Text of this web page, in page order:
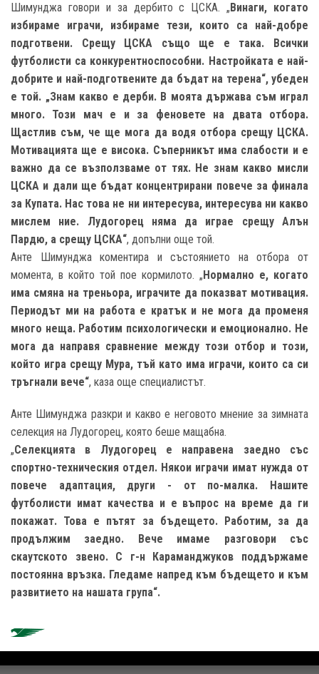
Шимунджа говори и за дербито с ЦСКА. „ Винаги, когато
избираме играчи, избираме тези, които са най-добре
подготвени. Срещу ЦСКА също ще е така. Всички
футболисти са конкурентноспособни. Настройката е най-
добрите и най-подготвените да бъдат на терена“, убеден
е той. „Знам какво е дерби. В моята държава съм играл
много. Този мач е и за феновете на двата отбора.
Щастлив съм, че ще мога да водя отбора срещу ЦСКА.
Мотивацията ще е висока. Съперникът има слабости и е
важно да се възползваме от тях. Не знам какво мисли
ЦСКА и дали ще бъдат концентрирани повече за финала
за Купата. Нас това не ни интересува, интересува ни какво
мислем ние. Лудогорец няма да играе срещу Алън
Пардю, а срещу ЦСКА“, допълни още той.
Анте Шимунджа коментира и състоянието на отбора от
момента, в който той пое кормилото. „ Нормално е, когато
има смяна на треньора, играчите да показват мотивация.
Периодът ми на работа е кратък и не мога да променя
много неща. Работим психологически и емоционално. Не
мога да направя сравнение между този отбор и този,
който игра срещу Мура, тъй като има играчи, които са си
тръгнали вече“, каза още специалистът.
Анте Шимунджа разкри и какво е неговото мнение за зимната
селекция на Лудогорец, която беше мащабна.
„Селекцията в Лудогорец е направена заедно със
спортно-техническия отдел. Някои играчи имат нужда от
повече адаптация, други - от по-малка. Нашите
футболисти имат качества и е въпрос на време да ги
покажат. Това е пътят за бъдещето. Работим, за да
продължим заедно. Вече имаме разговори със
скаутското звено. С г-н Караманджуков поддържаме
постоянна връзка. Гледаме напред към бъдещето и към
развитието на нашата група“.